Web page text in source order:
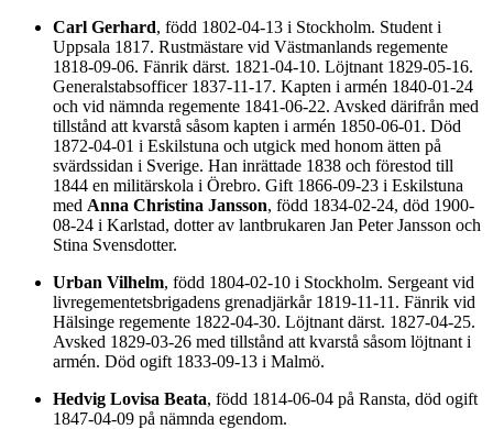
Carl Gerhard, född 1802-04-13 i Stockholm. Student i
Uppsala 1817. Rustmästare vid Västmanlands regemente
1818-09-06. Fänrik därst. 1821-04-10. Löjtnant 1829-05-16.
Generalstabsofficer 1837-11-17. Kapten i armén 1840-01-24
och vid nämnda regemente 1841-06-22. Avsked därifrån med
tillstånd att kvarstå såsom kapten i armén 1850-06-01. Död
1872-04-01 i Eskilstuna och utgick med honom ätten på
svärdssidan i Sverige. Han inrättade 1838 och förestod till
1844 en militärskola i Örebro. Gift 1866-09-23 i Eskilstuna
med Anna Christina Jansson, född 1834-02-24, död 1900-
08-24 i Karlstad, dotter av lantbrukaren Jan Peter Jansson och
Stina Svensdotter.
Urban Vilhelm, född 1804-02-10 i Stockholm. Sergeant vid
livregementetsbrigadens grenadjärkår 1819-11-11. Fänrik vid
Hälsinge regemente 1822-04-30. Löjtnant därst. 1827-04-25.
Avsked 1829-03-26 med tillstånd att kvarstå såsom löjtnant i
armén. Död ogift 1833-09-13 i Malmö.
Hedvig Lovisa Beata, född 1814-06-04 på Ransta, död ogift
1847-04-09 på nämnda egendom.